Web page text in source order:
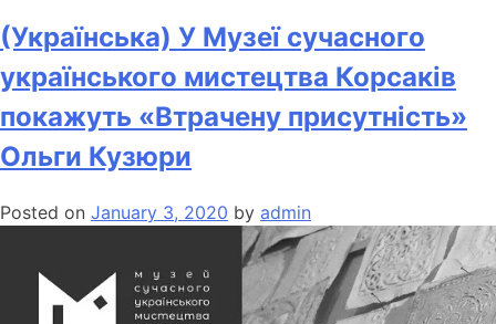
(Українська) У Музеї сучасного
українського мистецтва Корсаків
покажуть «Втрачену присутність»
Ольги Кузюри
Posted on January 3, 2020 by admin